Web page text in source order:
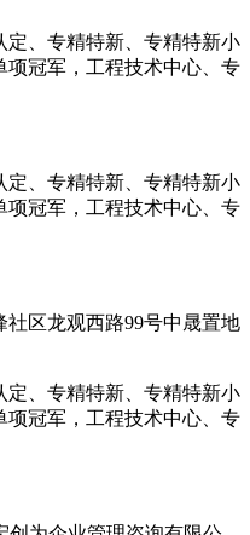
区龙观西路99号中晟置地